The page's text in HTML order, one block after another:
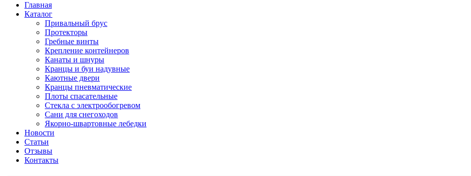
Главная
Каталог
Привальный брус
Протекторы
Гребные винты
Крепление контейнеров
Канаты и шнуры
Кранцы и буи надувные
Каютные двери
Кранцы пневматические
Плоты спасательные
Стекла с электрообогревом
Сани для снегоходов
Якорно-швартовные лебедки
Новости
Статьи
Отзывы
Контакты